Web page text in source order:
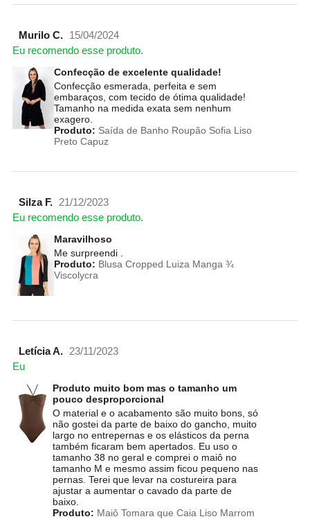
Murilo C.
15/04/2024
Eu recomendo esse produto.
Confecção de excelente qualidade!
Confecção esmerada, perfeita e sem
embaraços, com tecido de ótima qualidade!
Tamanho na medida exata sem nenhum
exagero.
Produto: Saída de Banho Roupão Sofia Liso
Preto Capuz
Silza F. 21/12/2023
Eu recomendo esse produto.
Maravilhoso
Me surpreendi .
Produto: Blusa Cropped Luiza Manga ¾
Viscolycra
Letícia A. 23/11/2023
Eu
Produto muito bom mas o tamanho um
pouco desproporcional
O material e o acabamento são muito bons, só
não gostei da parte de baixo do gancho, muito
largo no entrepernas e os elásticos da perna
também ficaram bem apertados. Eu uso o
tamanho 38 no geral e comprei o maiô no
tamanho M e mesmo assim ficou pequeno nas
pernas. Terei que levar na costureira para
ajustar a aumentar o cavado da parte de
baixo.
Produto: Maiô Tomara que Caia Liso Marrom